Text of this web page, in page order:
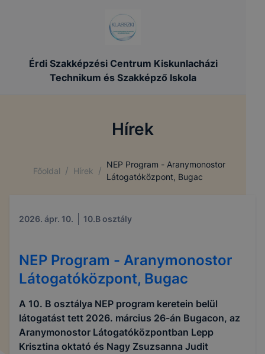
Érdi Szakképzési Centrum Kiskunlacházi
Technikum és Szakképző Iskola
Hírek
Főoldal / Hírek /
NEP Program - Aranymonostor
Látogatóközpont, Bugac
2026. ápr. 10. 10.B osztály
NEP Program - Aranymonostor
Látogatóközpont, Bugac
A 10. B osztálya NEP program keretein belül
látogatást tett 2026. március 26-án Bugacon, az
Aranymonostor Látogatóközpontban Lepp
Krisztina oktató és Nagy Zsuzsanna Judit